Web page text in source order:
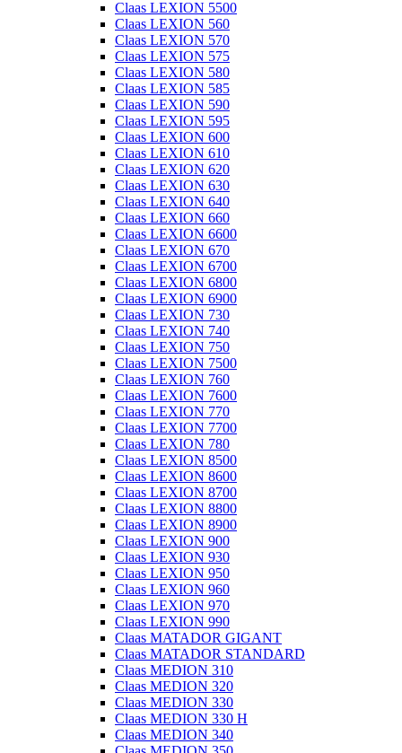
Claas LEXION 5500
Claas LEXION 560
Claas LEXION 570
Claas LEXION 575
Claas LEXION 580
Claas LEXION 585
Claas LEXION 590
Claas LEXION 595
Claas LEXION 600
Claas LEXION 610
Claas LEXION 620
Claas LEXION 630
Claas LEXION 640
Claas LEXION 660
Claas LEXION 6600
Claas LEXION 670
Claas LEXION 6700
Claas LEXION 6800
Claas LEXION 6900
Claas LEXION 730
Claas LEXION 740
Claas LEXION 750
Claas LEXION 7500
Claas LEXION 760
Claas LEXION 7600
Claas LEXION 770
Claas LEXION 7700
Claas LEXION 780
Claas LEXION 8500
Claas LEXION 8600
Claas LEXION 8700
Claas LEXION 8800
Claas LEXION 8900
Claas LEXION 900
Claas LEXION 930
Claas LEXION 950
Claas LEXION 960
Claas LEXION 970
Claas LEXION 990
Claas MATADOR GIGANT
Claas MATADOR STANDARD
Claas MEDION 310
Claas MEDION 320
Claas MEDION 330
Claas MEDION 330 H
Claas MEDION 340